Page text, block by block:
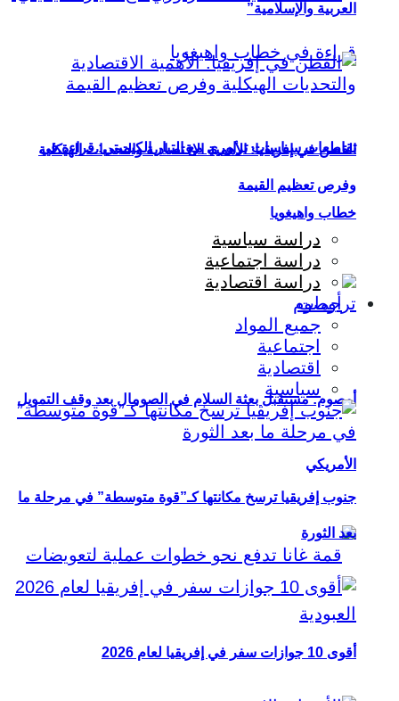
تقاطعات سياسات تراوري مع التيار الكيميتي: قراءة في
خطاب واهيغويا
أوصوم: مستقبل بعثة السلام في الصومال بعد وقف التمويل
الأمريكي
العربية والإسلامية”
القطن في إفريقيا: الأهمية الاقتصادية والتحديات الهيكلية
وفرص تعظيم القيمة
دراسة سياسية
دراسة اجتماعية
دراسة اقتصادية
ترجمات
جميع المواد
اجتماعية
اقتصادية
سياسية
جنوب إفريقيا ترسخ مكانتها كـ”قوة متوسطة” في مرحلة ما
بعد الثورة
أقوى 10 جوازات سفر في إفريقيا لعام 2026